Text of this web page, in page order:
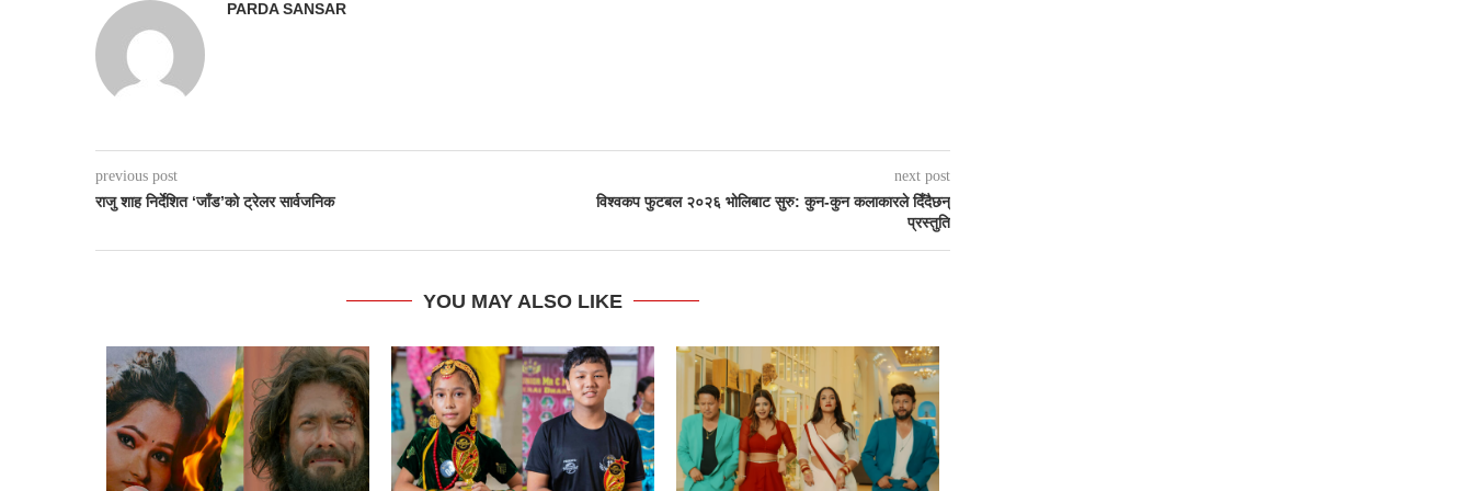
PARDA SANSAR
previous post
राजु शाह निर्देशित ‘जाँड’को ट्रेलर सार्वजनिक​
next post
विश्वकप फुटबल २०२६ भोलिबाट सुरु: कुन-कुन कलाकारले दिँदैछन्
प्रस्तुति
YOU MAY ALSO LIKE